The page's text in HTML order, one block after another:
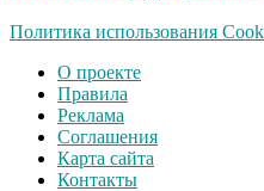
Политика использования
О проекте
Правила
Реклама
Соглашения
Карта сайта
Контакты